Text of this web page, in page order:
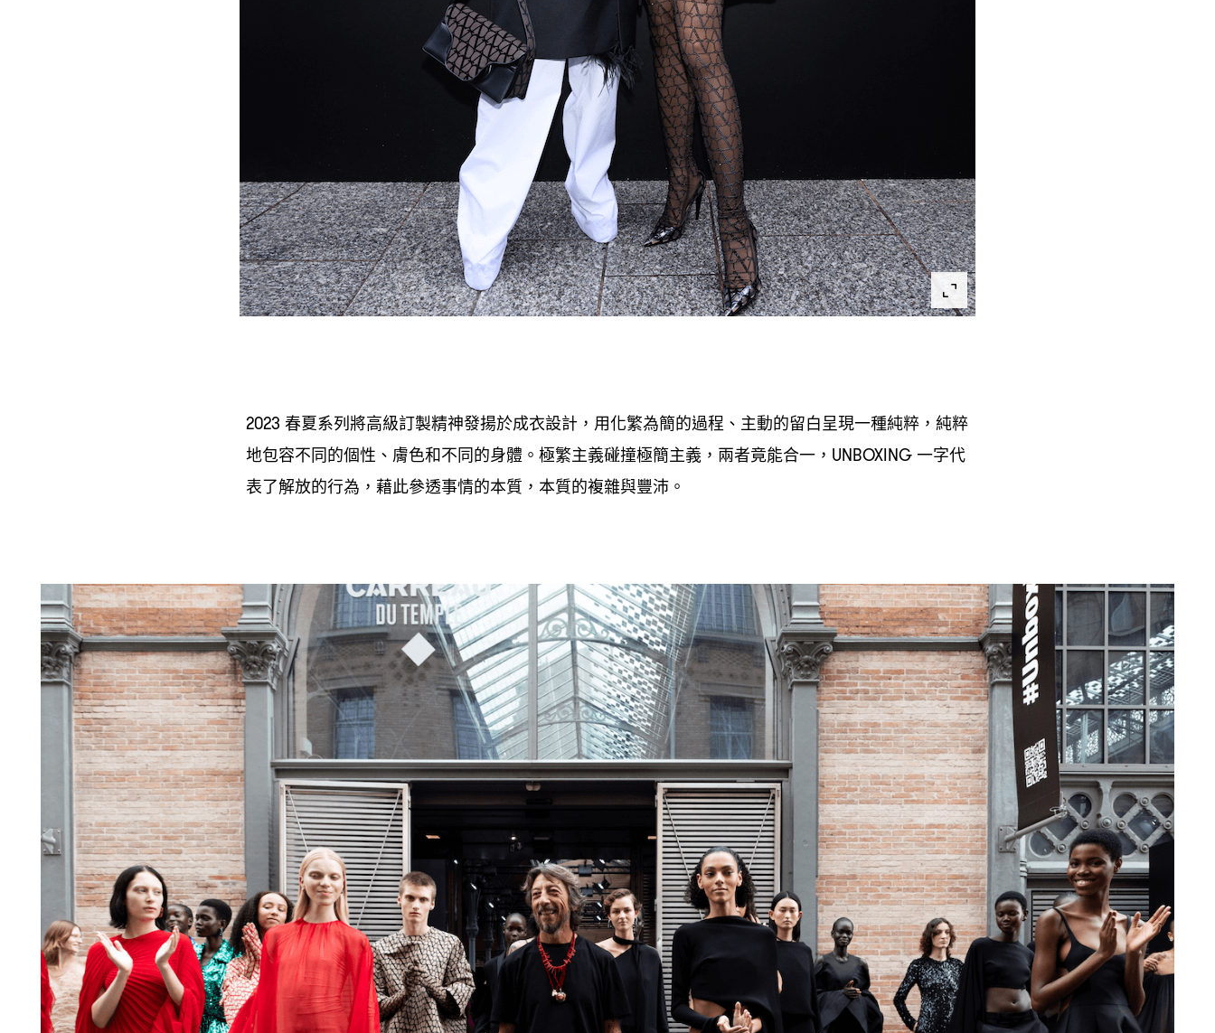
2023 春夏系列將高級訂製精神發揚於成衣設計 ， 用化繁為簡的過程、主動的留白呈現一種純粹 ， 純粹
地包容不同的個性、膚色和不同的身體。極繁主義碰撞極簡主義 ， 兩者竟能合一 ，UNBOXING一字代
表了解放的行為 ， 藉此參透事情的本質 ， 本質的複雜與豐沛。